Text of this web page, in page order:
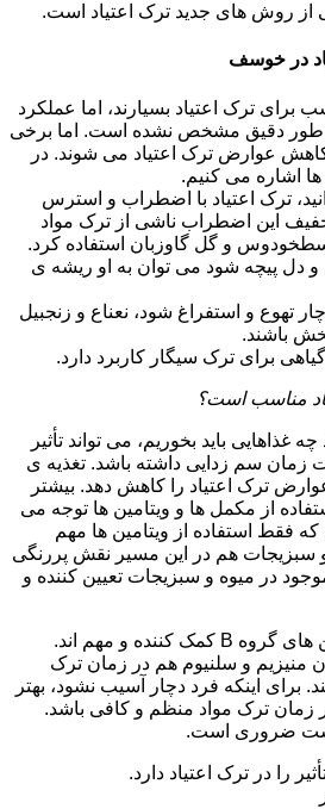
از روش های جدید ترک اعتیاد است.
در خوسف
برای ترک اعتیاد بسیارند، اما عملکرد
طور دقیق مشخص نشده است. اما برخی
کاهش عوارض ترک اعتیاد می شوند. در
ها اشاره می کنیم.
ترک اعتیاد با اضطراب و استرس
این اضطراب ناشی از ترک مواد
و گل گاوزبان استفاده کرد.
و دل پیچه شود می توان به او ریشه ی
تهوع و استفراغ شود، نعناع و زنجبیل
باشند.
برای ترک سیگار کاربرد دارد.
مناسب است؟
غذاهایی باید بخوریم، می تواند تأثیر
زمان سم زدایی داشته باشد. تغذیه ی
ترک اعتیاد را کاهش دهد. بیشتر
از مکمل ها و ویتامین ها توجه می
فقط استفاده از ویتامین ها مهم
سبزیجات هم در این مسیر نقش پررنگی
در میوه و سبزیجات تعیین کننده و
از میان ویتامین ها، ویتامین های گروه B کمک کننده و مهم اند.
منیزیم و سلنیوم هم در زمان ترک
برای اینکه فرد دچار آسیب نشود، بهتر
زمان ترک مواد منظم و کافی باشد.
ضروری است.
را در ترک اعتیاد دارد.